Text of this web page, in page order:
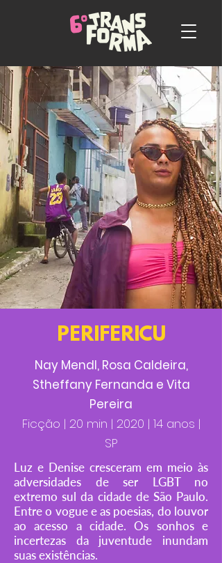
PERIFERICU
Nay Mendl, Rosa Caldeira,
Stheffany Fernanda e Vita
Pereira
Ficção | 20 min | 2020 | 14 anos |
SP
Luz e Denise cresceram em meio às
adversidades de ser LGBT no
extremo sul da cidade de São Paulo.
Entre o vogue e as poesias, do louvor
ao acesso a cidade. Os sonhos e
incertezas da juventude inundam
suas existências.